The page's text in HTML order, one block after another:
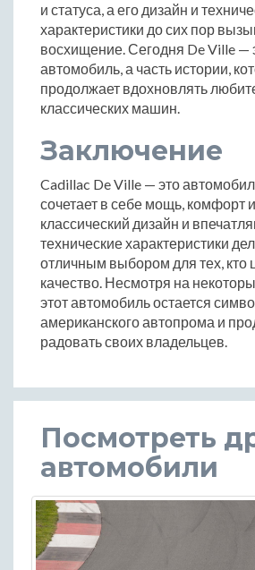
и статуса, а его дизайн и
характеристики до сих пор
восхищение. Сегодня De Ville —
автомобиль, а часть истории,
продолжает вдохновлять
классических машин.
Заключение
Cadillac De Ville — это
сочетает в себе мощь, комфорт
классический дизайн и
технические характеристики
отличным выбором для тех, кто
качество. Несмотря на
этот автомобиль остается
американского автопрома и
радовать своих владельцев.
Посмотреть
автомобили